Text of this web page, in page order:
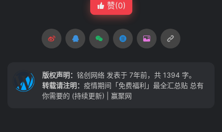
赞(0)
版权声明： 铭创网络 发表于 7年前，共 1394 字。
转载请注明： 疫情期间「免费福利」最全汇总贴 总有
你需要的 (持续更新) | 赢聚网